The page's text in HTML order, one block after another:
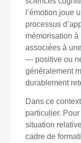
l’émotion joue
processus
mémorisation
associées à
— positive ou
généralement
durablement
Dans ce
particulier.
situation
cadre de